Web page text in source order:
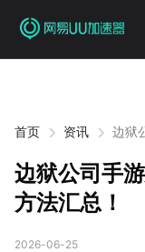
首页 资讯 边狱
边狱公司手
方法汇总！
2026-06-25